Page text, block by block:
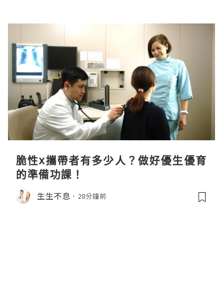
脆性x攜帶者有多少人？做好優生優育
的準備功課！
生生不息 28分鐘前